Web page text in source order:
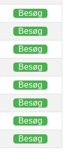
Besøg
Besøg
Besøg
Besøg
Besøg
Besøg
Besøg
Besøg